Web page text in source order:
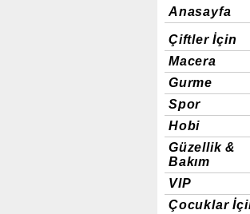
Anasayfa
Çiftler İçin
Macera
Gurme
Spor
Hobi
Güzellik &
Bakım
VIP
Çocuklar